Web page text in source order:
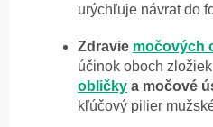
urýchľuje návrat do
Zdravie močových
účinok oboch
obličky a močové
kľúčový pilier